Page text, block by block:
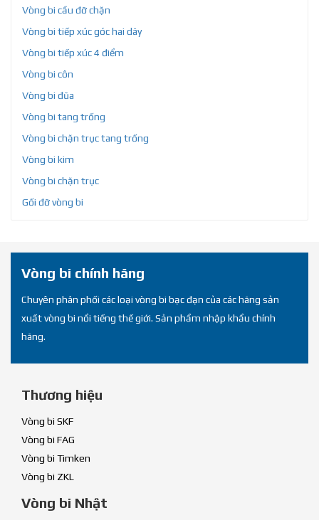
Vòng bi cầu đỡ chặn
Vòng bi tiếp xúc góc hai dãy
Vòng bi tiếp xúc 4 điểm
Vòng bi côn
Vòng bi đũa
Vòng bi tang trống
Vòng bi chặn trục tang trống
Vòng bi kim
Vòng bi chặn trục
Gối đỡ vòng bi
Vòng bi chính hãng
Chuyên phân phối các loại vòng bi bạc đạn của các hãng sản
xuất vòng bi nổi tiếng thế giới. Sản phẩm nhập khẩu chính
hãng.
Thương hiệu
Vòng bi SKF
Vòng bi FAG
Vòng bi Timken
Vòng bi ZKL
Vòng bi Nhật